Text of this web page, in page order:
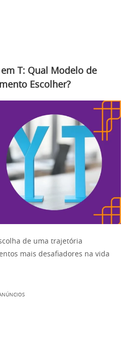
T: Qual Modelo de
Escolher?
de uma trajetória
mais desafiadores na vida